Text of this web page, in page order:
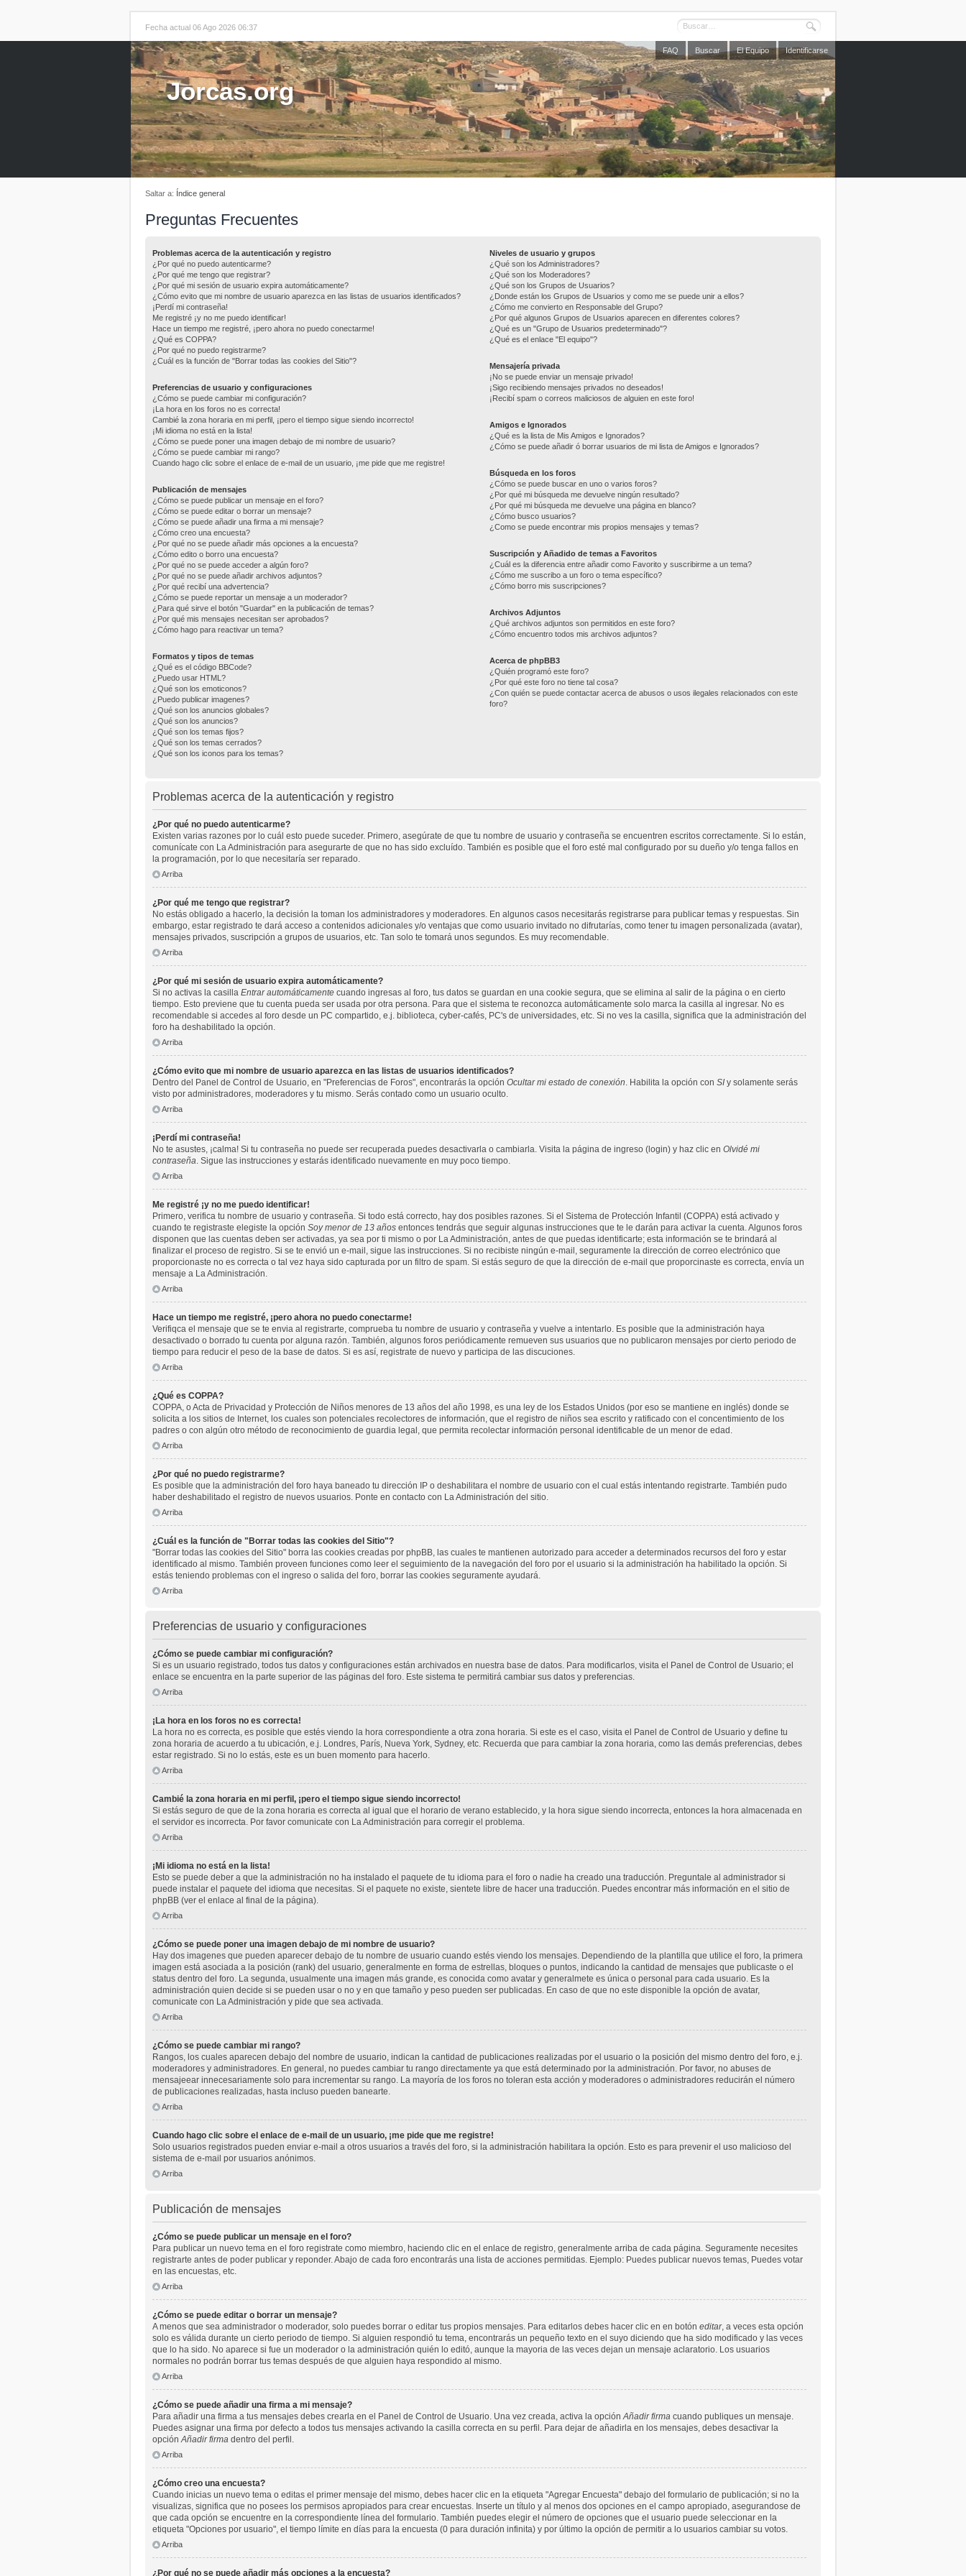
Fecha actual 06 Ago 2026 06:37
FAQ Buscar El Equipo Identificarse
Jorcas.org
Saltar a: Índice general
Preguntas Frecuentes
Problemas acerca de la autenticación y registro
¿Por qué no puedo autenticarme?
¿Por qué me tengo que registrar?
¿Por qué mi sesión de usuario expira automáticamente?
¿Cómo evito que mi nombre de usuario aparezca en las listas de usuarios identificados?
¡Perdí mi contraseña!
Me registré ¡y no me puedo identificar!
Hace un tiempo me registré, ¡pero ahora no puedo conectarme!
¿Qué es COPPA?
¿Por qué no puedo registrarme?
¿Cuál es la función de "Borrar todas las cookies del Sitio"?
Preferencias de usuario y configuraciones
¿Cómo se puede cambiar mi configuración?
¡La hora en los foros no es correcta!
Cambié la zona horaria en mi perfil, ¡pero el tiempo sigue siendo incorrecto!
¡Mi idioma no está en la lista!
¿Cómo se puede poner una imagen debajo de mi nombre de usuario?
¿Cómo se puede cambiar mi rango?
Cuando hago clic sobre el enlace de e-mail de un usuario, ¡me pide que me registre!
Publicación de mensajes
¿Cómo se puede publicar un mensaje en el foro?
¿Cómo se puede editar o borrar un mensaje?
¿Cómo se puede añadir una firma a mi mensaje?
¿Cómo creo una encuesta?
¿Por qué no se puede añadir más opciones a la encuesta?
¿Cómo edito o borro una encuesta?
¿Por qué no se puede acceder a algún foro?
¿Por qué no se puede añadir archivos adjuntos?
¿Por qué recibí una advertencia?
¿Cómo se puede reportar un mensaje a un moderador?
¿Para qué sirve el botón "Guardar" en la publicación de temas?
¿Por qué mis mensajes necesitan ser aprobados?
¿Cómo hago para reactivar un tema?
Formatos y tipos de temas
¿Qué es el código BBCode?
¿Puedo usar HTML?
¿Qué son los emoticonos?
¿Puedo publicar imagenes?
¿Qué son los anuncios globales?
¿Qué son los anuncios?
¿Qué son los temas fijos?
¿Qué son los temas cerrados?
¿Qué son los iconos para los temas?
Niveles de usuario y grupos
¿Qué son los Administradores?
¿Qué son los Moderadores?
¿Qué son los Grupos de Usuarios?
¿Donde están los Grupos de Usuarios y como me se puede unir a ellos?
¿Cómo me convierto en Responsable del Grupo?
¿Por qué algunos Grupos de Usuarios aparecen en diferentes colores?
¿Qué es un "Grupo de Usuarios predeterminado"?
¿Qué es el enlace "El equipo"?
Mensajería privada
¡No se puede enviar un mensaje privado!
¡Sigo recibiendo mensajes privados no deseados!
¡Recibí spam o correos maliciosos de alguien en este foro!
Amigos e Ignorados
¿Qué es la lista de Mis Amigos e Ignorados?
¿Cómo se puede añadir ó borrar usuarios de mi lista de Amigos e Ignorados?
Búsqueda en los foros
¿Cómo se puede buscar en uno o varios foros?
¿Por qué mi búsqueda me devuelve ningún resultado?
¿Por qué mi búsqueda me devuelve una página en blanco?
¿Cómo busco usuarios?
¿Como se puede encontrar mis propios mensajes y temas?
Suscripción y Añadido de temas a Favoritos
¿Cuál es la diferencia entre añadir como Favorito y suscribirme a un tema?
¿Cómo me suscribo a un foro o tema específico?
¿Cómo borro mis suscripciones?
Archivos Adjuntos
¿Qué archivos adjuntos son permitidos en este foro?
¿Cómo encuentro todos mis archivos adjuntos?
Acerca de phpBB3
¿Quién programó este foro?
¿Por qué este foro no tiene tal cosa?
¿Con quién se puede contactar acerca de abusos o usos ilegales relacionados con este
foro?
Problemas acerca de la autenticación y registro
¿Por qué no puedo autenticarme?
Existen varias razones por lo cuál esto puede suceder. Primero, asegúrate de que tu nombre de usuario y contraseña se encuentren escritos correctamente. Si lo están,
comunícate con La Administración para asegurarte de que no has sido excluído. También es posible que el foro esté mal configurado por su dueño y/o tenga fallos en
la programación, por lo que necesitaría ser reparado.
Arriba
¿Por qué me tengo que registrar?
No estás obligado a hacerlo, la decisión la toman los administradores y moderadores. En algunos casos necesitarás registrarse para publicar temas y respuestas. Sin
embargo, estar registrado te dará acceso a contenidos adicionales y/o ventajas que como usuario invitado no difrutarías, como tener tu imagen personalizada (avatar),
mensajes privados, suscripción a grupos de usuarios, etc. Tan solo te tomará unos segundos. Es muy recomendable.
Arriba
¿Por qué mi sesión de usuario expira automáticamente?
Si no activas la casilla Entrar automáticamente cuando ingresas al foro, tus datos se guardan en una cookie segura, que se elimina al salir de la página o en cierto
tiempo. Esto previene que tu cuenta pueda ser usada por otra persona. Para que el sistema te reconozca automáticamente solo marca la casilla al ingresar. No es
recomendable si accedes al foro desde un PC compartido, e.j. biblioteca, cyber-cafés, PC's de universidades, etc. Si no ves la casilla, significa que la administración del
foro ha deshabilitado la opción.
Arriba
¿Cómo evito que mi nombre de usuario aparezca en las listas de usuarios identificados?
Dentro del Panel de Control de Usuario, en "Preferencias de Foros", encontrarás la opción Ocultar mi estado de conexión . Habilita la opción con SI y solamente serás
visto por administradores, moderadores y tu mismo. Serás contado como un usuario oculto.
Arriba
¡Perdí mi contraseña!
No te asustes, ¡calma! Si tu contraseña no puede ser recuperada puedes desactivarla o cambiarla. Visita la página de ingreso (login) y haz clic en Olvidé mi
contraseña . Sigue las instrucciones y estarás identificado nuevamente en muy poco tiempo.
Arriba
Me registré ¡y no me puedo identificar!
Primero, verifica tu nombre de usuario y contraseña. Si todo está correcto, hay dos posibles razones. Si el Sistema de Protección Infantil (COPPA) está activado y
cuando te registraste elegiste la opción Soy menor de 13 años entonces tendrás que seguir algunas instrucciones que te le darán para activar la cuenta. Algunos foros
disponen que las cuentas deben ser activadas, ya sea por ti mismo o por La Administración, antes de que puedas identificarte; esta información se te brindará al
finalizar el proceso de registro. Si se te envió un e-mail, sigue las instrucciones. Si no recibiste ningún e-mail, seguramente la dirección de correo electrónico que
proporcionaste no es correcta o tal vez haya sido capturada por un filtro de spam. Si estás seguro de que la dirección de e-mail que proporcinaste es correcta, envía un
mensaje a La Administración.
Arriba
Hace un tiempo me registré, ¡pero ahora no puedo conectarme!
Verifiqca el mensaje que se te envia al registrarte, comprueba tu nombre de usuario y contraseña y vuelve a intentarlo. Es posible que la administración haya
desactivado o borrado tu cuenta por alguna razón. También, algunos foros periódicamente remueven sus usuarios que no publicaron mensajes por cierto periodo de
tiempo para reducir el peso de la base de datos. Si es así, registrate de nuevo y participa de las discuciones.
Arriba
¿Qué es COPPA?
COPPA, o Acta de Privacidad y Protección de Niños menores de 13 años del año 1998, es una ley de los Estados Unidos (por eso se mantiene en inglés) donde se
solicita a los sitios de Internet, los cuales son potenciales recolectores de información, que el registro de niños sea escrito y ratificado con el concentimiento de los
padres o con algún otro método de reconocimiento de guardia legal, que permita recolectar información personal identificable de un menor de edad.
Arriba
¿Por qué no puedo registrarme?
Es posible que la administración del foro haya baneado tu dirección IP o deshabilitara el nombre de usuario con el cual estás intentando registrarte. También pudo
haber deshabilitado el registro de nuevos usuarios. Ponte en contacto con La Administración del sitio.
Arriba
¿Cuál es la función de "Borrar todas las cookies del Sitio"?
"Borrar todas las cookies del Sitio" borra las cookies creadas por phpBB, las cuales te mantienen autorizado para acceder a determinados recursos del foro y estar
identificado al mismo. También proveen funciones como leer el seguimiento de la navegación del foro por el usuario si la administración ha habilitado la opción. Si
estás teniendo problemas con el ingreso o salida del foro, borrar las cookies seguramente ayudará.
Arriba
Preferencias de usuario y configuraciones
¿Cómo se puede cambiar mi configuración?
Si es un usuario registrado, todos tus datos y configuraciones están archivados en nuestra base de datos. Para modificarlos, visita el Panel de Control de Usuario; el
enlace se encuentra en la parte superior de las páginas del foro. Este sistema te permitirá cambiar sus datos y preferencias.
Arriba
¡La hora en los foros no es correcta!
La hora no es correcta, es posible que estés viendo la hora correspondiente a otra zona horaria. Si este es el caso, visita el Panel de Control de Usuario y define tu
zona horaria de acuerdo a tu ubicación, e.j. Londres, París, Nueva York, Sydney, etc. Recuerda que para cambiar la zona horaria, como las demás preferencias, debes
estar registrado. Si no lo estás, este es un buen momento para hacerlo.
Arriba
Cambié la zona horaria en mi perfil, ¡pero el tiempo sigue siendo incorrecto!
Si estás seguro de que de la zona horaria es correcta al igual que el horario de verano establecido, y la hora sigue siendo incorrecta, entonces la hora almacenada en
el servidor es incorrecta. Por favor comunicate con La Administración para corregir el problema.
Arriba
¡Mi idioma no está en la lista!
Esto se puede deber a que la administración no ha instalado el paquete de tu idioma para el foro o nadie ha creado una traducción. Preguntale al administrador si
puede instalar el paquete del idioma que necesitas. Si el paquete no existe, sientete libre de hacer una traducción. Puedes encontrar más información en el sitio de
phpBB (ver el enlace al final de la página).
Arriba
¿Cómo se puede poner una imagen debajo de mi nombre de usuario?
Hay dos imagenes que pueden aparecer debajo de tu nombre de usuario cuando estés viendo los mensajes. Dependiendo de la plantilla que utilice el foro, la primera
imagen está asociada a la posición (rank) del usuario, generalmente en forma de estrellas, bloques o puntos, indicando la cantidad de mensajes que publicaste o el
status dentro del foro. La segunda, usualmente una imagen más grande, es conocida como avatar y generalmete es única o personal para cada usuario. Es la
administración quien decide si se pueden usar o no y en que tamaño y peso pueden ser publicadas. En caso de que no este disponible la opción de avatar,
comunicate con La Administración y pide que sea activada.
Arriba
¿Cómo se puede cambiar mi rango?
Rangos, los cuales aparecen debajo del nombre de usuario, indican la cantidad de publicaciones realizadas por el usuario o la posición del mismo dentro del foro, e.j.
moderadores y administradores. En general, no puedes cambiar tu rango directamente ya que está determinado por la administración. Por favor, no abuses de
mensajeear innecesariamente solo para incrementar su rango. La mayoría de los foros no toleran esta acción y moderadores o administradores reducirán el número
de publicaciones realizadas, hasta incluso pueden banearte.
Arriba
Cuando hago clic sobre el enlace de e-mail de un usuario, ¡me pide que me registre!
Solo usuarios registrados pueden enviar e-mail a otros usuarios a través del foro, si la administración habilitara la opción. Esto es para prevenir el uso malicioso del
sistema de e-mail por usuarios anónimos.
Arriba
Publicación de mensajes
¿Cómo se puede publicar un mensaje en el foro?
Para publicar un nuevo tema en el foro registrate como miembro, haciendo clic en el enlace de registro, generalmente arriba de cada página. Seguramente necesites
registrarte antes de poder publicar y reponder. Abajo de cada foro encontrarás una lista de acciones permitidas. Ejemplo: Puedes publicar nuevos temas, Puedes votar
en las encuestas, etc.
Arriba
¿Cómo se puede editar o borrar un mensaje?
A menos que sea administrador o moderador, solo puedes borrar o editar tus propios mensajes. Para editarlos debes hacer clic en en botón editar, a veces esta opción
solo es válida durante un cierto periodo de tiempo. Si alguien respondió tu tema, encontrarás un pequeño texto en el suyo diciendo que ha sido modificado y las veces
que lo ha sido. No aparece si fue un moderador o la administración quién lo editó, aunque la mayoria de las veces dejan un mensaje aclaratorio. Los usuarios
normales no podrán borrar tus temas después de que alguien haya respondido al mismo.
Arriba
¿Cómo se puede añadir una firma a mi mensaje?
Para añadir una firma a tus mensajes debes crearla en el Panel de Control de Usuario. Una vez creada, activa la opción Añadir firma cuando publiques un mensaje.
Puedes asignar una firma por defecto a todos tus mensajes activando la casilla correcta en su perfil. Para dejar de añadirla en los mensajes, debes desactivar la
opción Añadir firma dentro del perfil.
Arriba
¿Cómo creo una encuesta?
Cuando inicias un nuevo tema o editas el primer mensaje del mismo, debes hacer clic en la etiqueta "Agregar Encuesta" debajo del formulario de publicación; si no la
visualizas, significa que no posees los permisos apropiados para crear encuestas. Inserte un título y al menos dos opciones en el campo apropiado, asegurandose de
que cada opción se encuentre en la correspondiente línea del formulario. También puedes elegir el número de opciones que el usuario puede seleccionar en la
etiqueta "Opciones por usuario", el tiempo límite en días para la encuesta (0 para duración infinita) y por último la opción de permitir a lo usuarios cambiar su votos.
Arriba
¿Por qué no se puede añadir más opciones a la encuesta?